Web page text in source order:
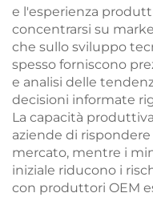
e l'esperienza
concentrarsi su
che sullo sviluppo
spesso forniscono
e analisi delle
decisioni informate
La capacità
aziende di
mercato, mentre i
iniziale riducono i
con produttori OEM